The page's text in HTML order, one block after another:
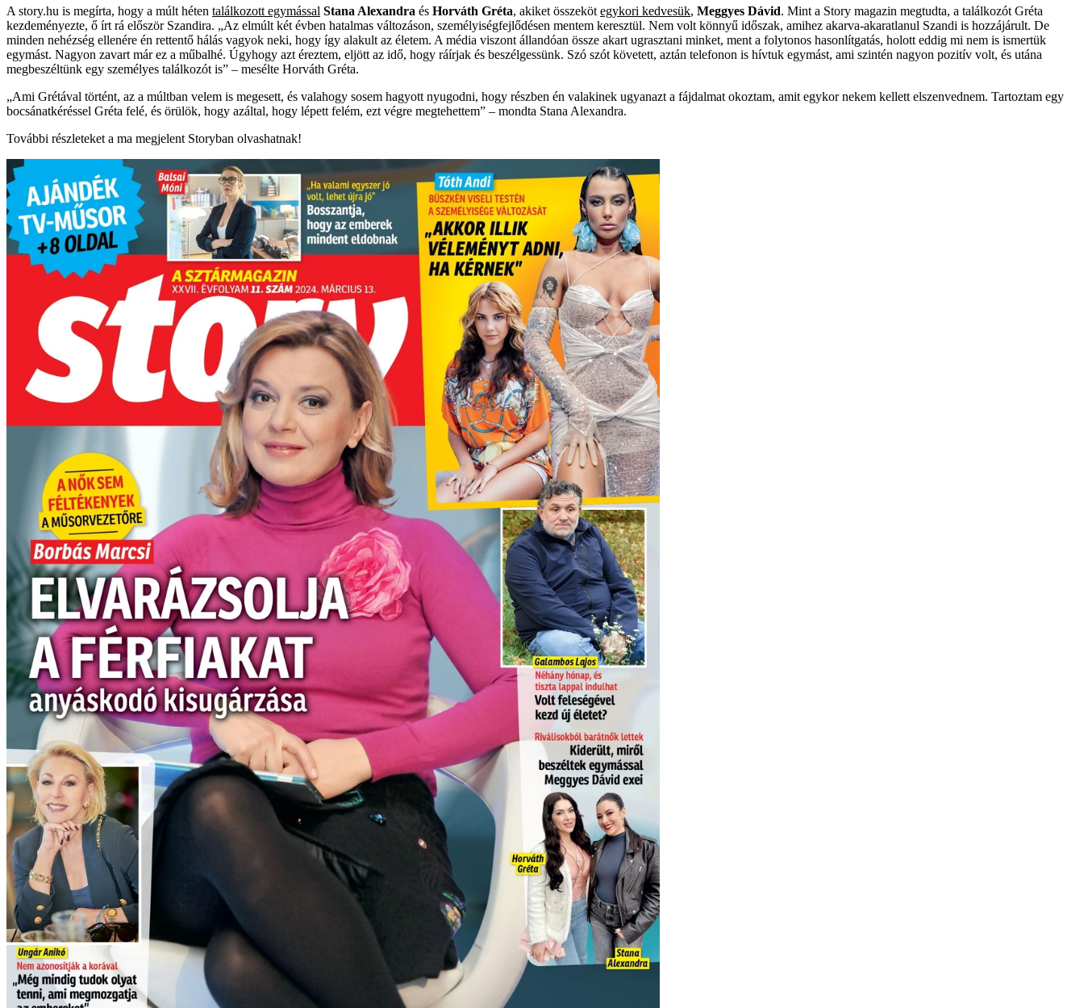
A story.hu is megírta, hogy a múlt héten találkozott egymással Stana Alexandra és Horváth Gréta, akiket összeköt egykori kedvesük, Meggyes Dávid. Mint a Story magazin megtudta, a találkozót Gréta
kezdeményezte, ő írt rá először Szandira. „Az elmúlt két évben hatalmas változáson, személyiségfejlődésen mentem keresztül. Nem volt könnyű időszak, amihez akarva-akaratlanul Szandi is hozzájárult. De
minden nehézség ellenére én rettentő hálás vagyok neki, hogy így alakult az életem. A média viszont állandóan össze akart ugrasztani minket, ment a folytonos hasonlítgatás, holott eddig mi nem is ismertük
egymást. Nagyon zavart már ez a műbalhé. Úgyhogy azt éreztem, eljött az idő, hogy ráírjak és beszélgessünk. Szó szót követett, aztán telefonon is hívtuk egymást, ami szintén nagyon pozitív volt, és utána
megbeszéltünk egy személyes találkozót is” – mesélte Horváth Gréta.
„Ami Grétával történt, az a múltban velem is megesett, és valahogy sosem hagyott nyugodni, hogy részben én valakinek ugyanazt a fájdalmat okoztam, amit egykor nekem kellett elszenvednem. Tartoztam egy
bocsánatkéréssel Gréta felé, és örülök, hogy azáltal, hogy lépett felém, ezt végre megtehettem” – mondta Stana Alexandra.
További részleteket a ma megjelent Storyban olvashatnak!